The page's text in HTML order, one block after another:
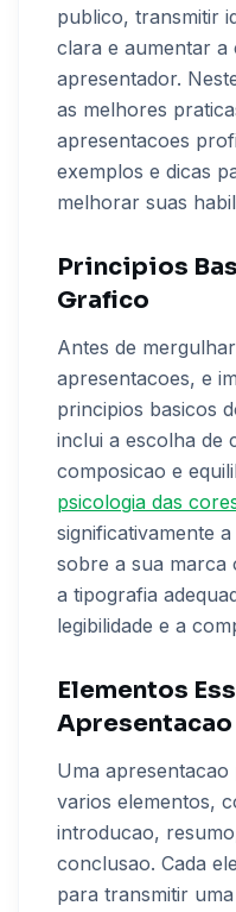
publico, transmitir
clara e aumentar a
apresentador.
as melhores
apresentacoes
exemplos e dicas
melhorar suas
Principios
Grafico
Antes de
apresentacoes, e
principios basicos
inclui a escolha de
composicao e
psicologia das
significativamente
sobre a sua marca
a tipografia
legibilidade e a
Elementos
Apresentacao
Uma
varios elementos,
introducao,
conclusao. Cada
para transmitir